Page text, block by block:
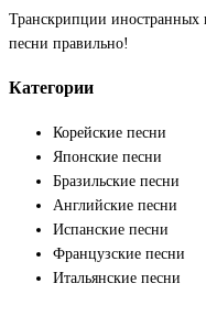
Транскрипции
песни правильно!
Категории
Корейские песни
Японские песни
Бразильские песни
Английские песни
Испанские песни
Французские песни
Итальянские песни